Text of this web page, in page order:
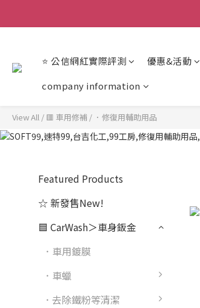
⭐ 公信網紅實際評測 優惠&活動
company information
View All / 🟥 車用修補 / ．修復用輔助用品
Featured Products
☆ 新發售New!
🟦 CarWash＞車身鈑金
．車用鍍膜
．車蠟
．去除鐵粉等清潔